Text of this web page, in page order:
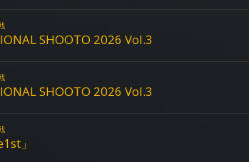
SHOOTO 2026 Vol.3
SHOOTO 2026 Vol.3
」